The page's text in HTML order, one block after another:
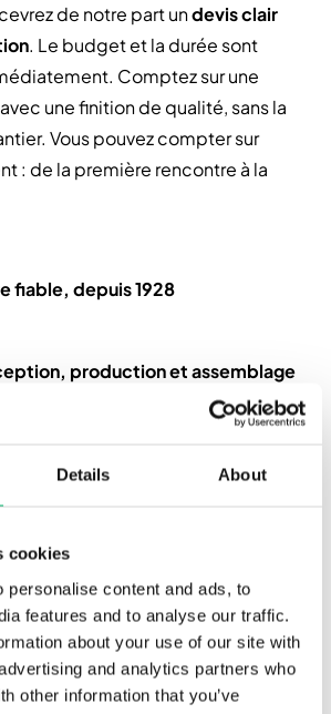
Details About
cookies
personalise content and ads, to
features and to analyse our traffic.
about your use of our site with
and analytics partners who
other information that you’ve
de notre part undevis clair
. Le budget et la durée sont
Comptez sur une
une finition de qualité, sans la
Vous pouvez compter sur
: de la première rencontre à la
fiable, depuis 1928
production et assemblage
globale : de la conception à la
main
durables et robustes
de construction garantis, sans